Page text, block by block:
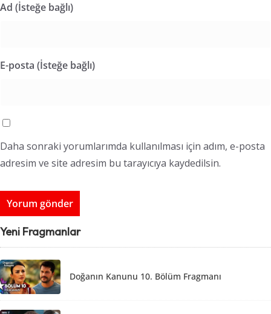
Ad (İsteğe bağlı)
E-posta (İsteğe bağlı)
Daha sonraki yorumlarımda kullanılması için adım, e-posta
adresim ve site adresim bu tarayıcıya kaydedilsin.
Yeni Fragmanlar
Doğanın Kanunu 10. Bölüm Fragmanı